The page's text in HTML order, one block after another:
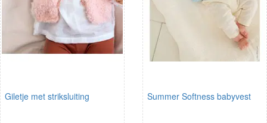
Giletje met striksluiting Summer Softness babyvest